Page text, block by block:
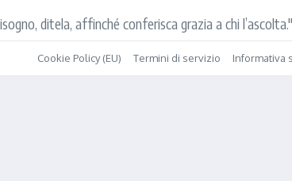
ditela, affinché conferisca grazia a chi
Cookie Policy (EU) Termini di servizio Informativa